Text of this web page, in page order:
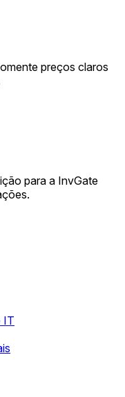
preços claros
para a InvGate
IT